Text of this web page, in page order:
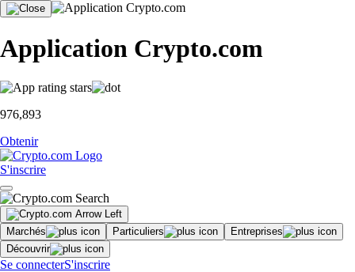
Application Crypto.com
976,893
Obtenir
S'inscrire
Marchés Particuliers
Entreprises
Découvrir
Se connecterS'inscrire